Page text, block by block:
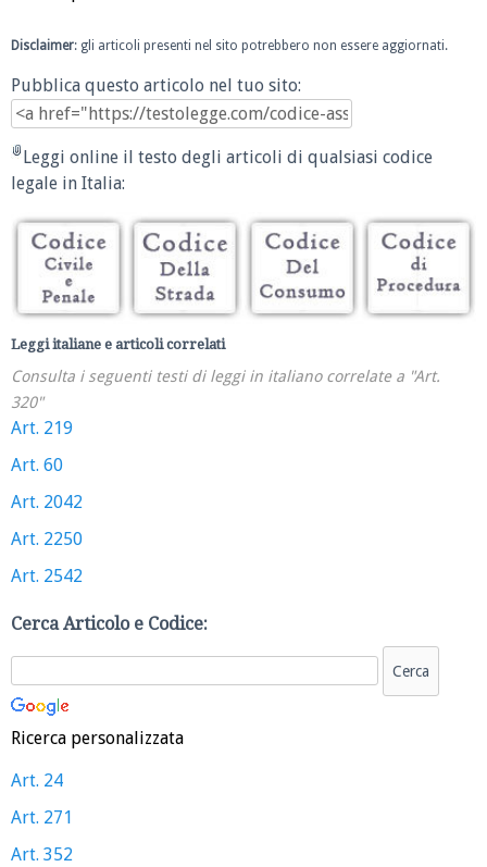
Disclaimer: gli articoli presenti nel sito potrebbero non essere aggiornati.
Pubblica questo articolo nel tuo sito:
Leggi online il testo degli articoli di qualsiasi codice
legale in Italia:
Leggi italiane e articoli correlati
Consulta i seguenti testi di leggi in italiano correlate a "Art.
320"
Art. 219
Art. 60
Art. 2042
Art. 2250
Art. 2542
Cerca Articolo e Codice:
Ricerca personalizzata
Art. 24
Art. 271
Art. 352